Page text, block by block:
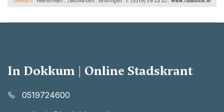
In Dokkum | Online Stadskrant
0519724600